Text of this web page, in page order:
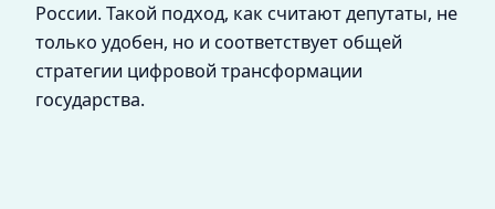
России. Такой подход, как считают депутаты, не
только удобен, но и соответствует общей
стратегии цифровой трансформации
государства.